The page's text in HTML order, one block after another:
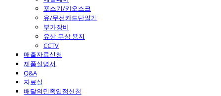
포스기/키오스크
유/무선카드단말기
부가장비
유상 무상 용지
CCTV
매출자료신청
제품설명서
Q&A
자료실
배달의민족입점신청